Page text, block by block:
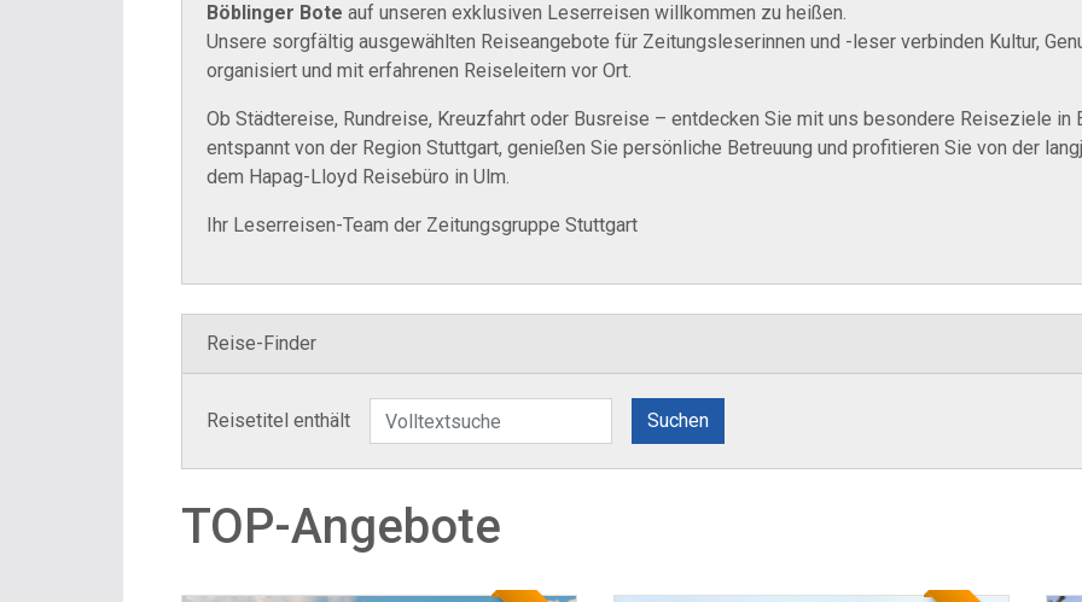
Böblinger Bote auf unseren exklusiven Leserreisen willkommen zu heißen.
Unsere sorgfältig ausgewählten Reiseangebote für Zeitungsleserinnen und -leser verbinden Kultur,
organisiert und mit erfahrenen Reiseleitern vor Ort.
Ob Städtereise, Rundreise, Kreuzfahrt oder Busreise – entdecken Sie mit uns besondere Reiseziele in
entspannt von der Region Stuttgart, genießen Sie persönliche Betreuung und profitieren Sie von der
dem Hapag-Lloyd Reisebüro in Ulm.
Ihr Leserreisen-Team der Zeitungsgruppe Stuttgart
Reise-Finder
Reisetitel enthält Suchen
TOP-Angebote